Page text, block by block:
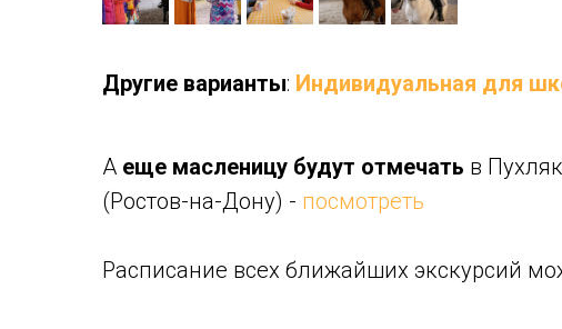
Другие варианты: Индивидуальная для
А еще масленицу будут отмечать в
(Ростов-на-Дону) - посмотреть
Расписание всех ближайших экскурсий